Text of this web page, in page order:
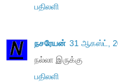
பதிலளி
நசரேயன் 31 ஆகஸ்ட்,
நல்லா இருக்கு
பதிலளி